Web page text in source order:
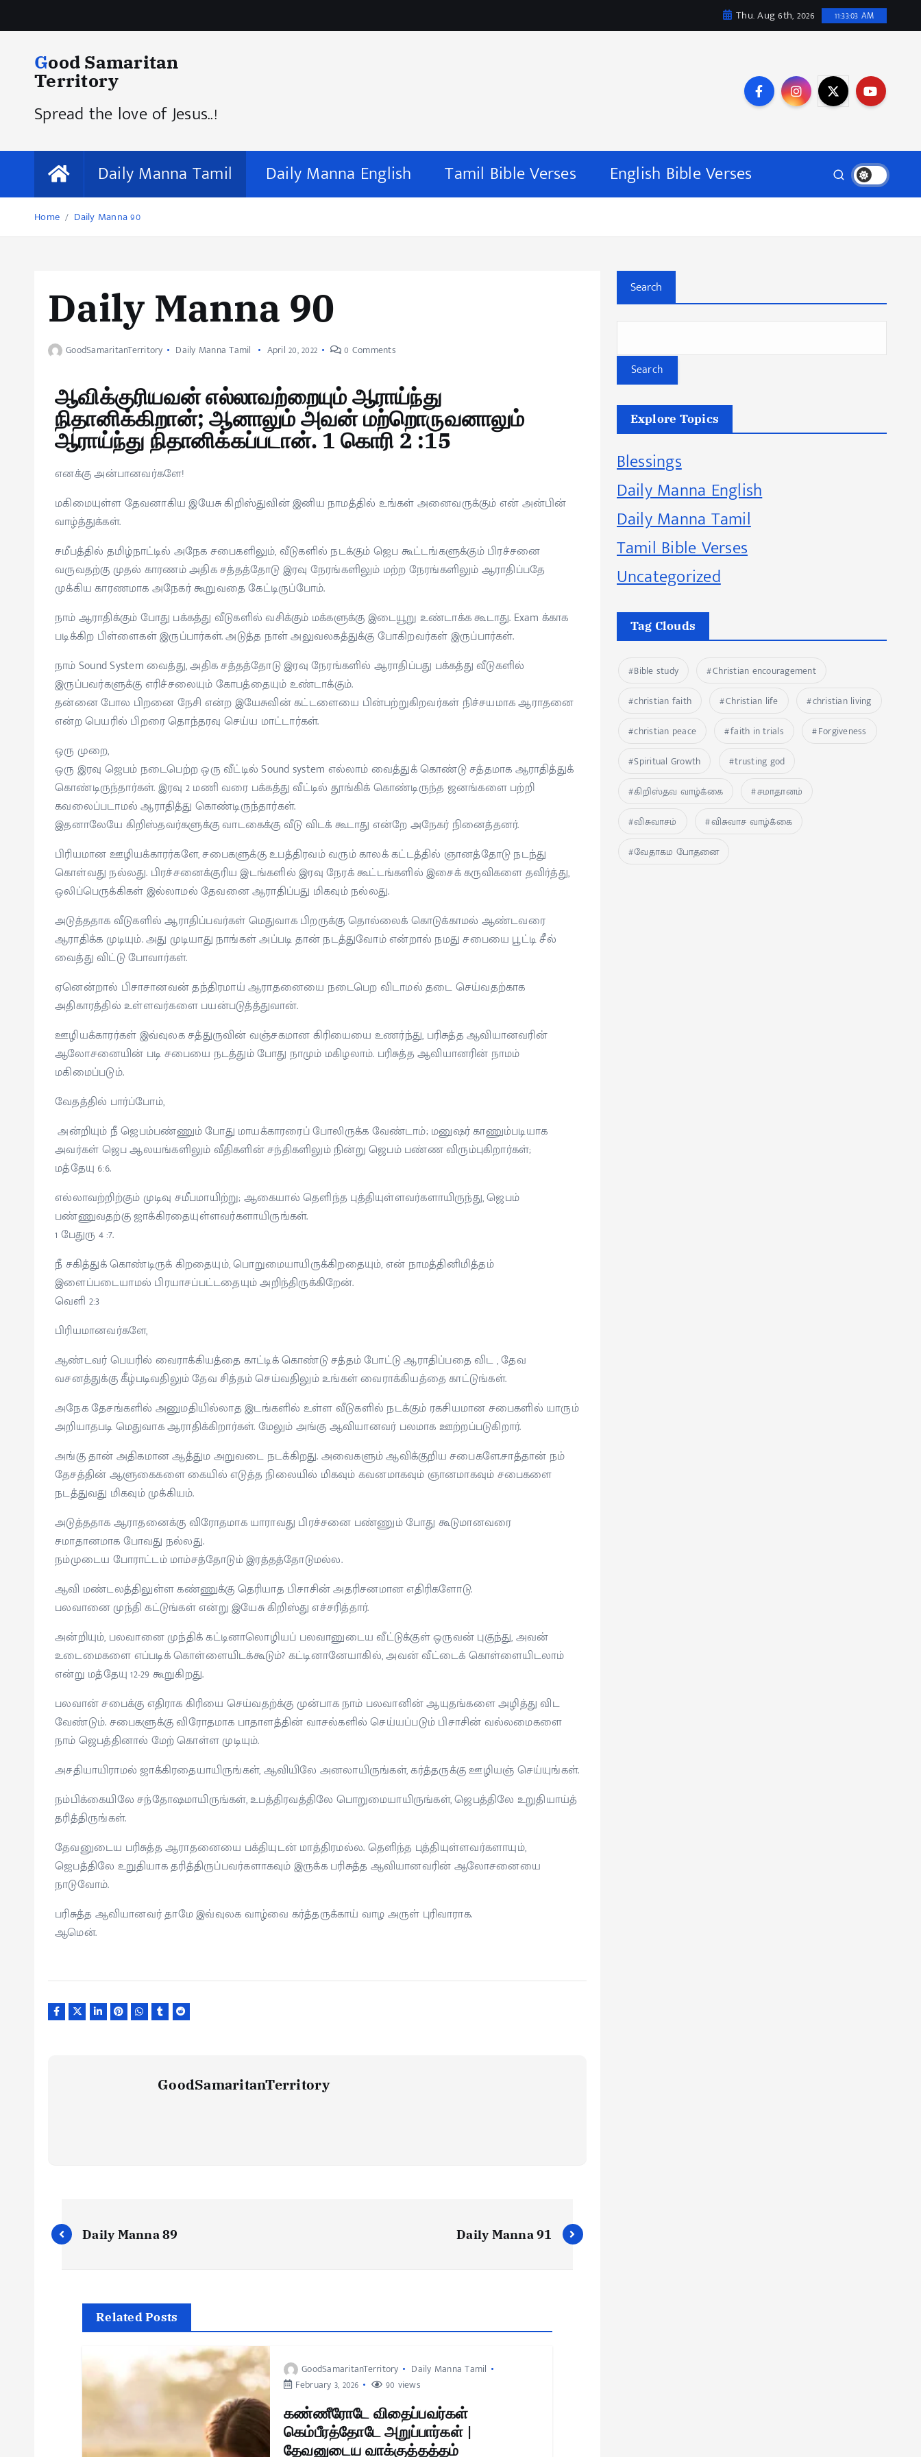
Thu. Aug 6th, 2026 11:33:04 AM
Good Samaritan
Territory
Spread the love of Jesus..!
Daily Manna Tamil Daily Manna English Tamil Bible Verses English Bible Verses
Home Daily Manna 90
Daily Manna 90
GoodSamaritanTerritory Daily Manna Tamil April 20, 2022 0 Comments
ஆவிக்குரியவன் எல்லாவற்றையும் ஆராய்ந்து
நிதானிக்கிறான்; ஆனாலும் அவன் மற்றொருவனாலும்
ஆராய்ந்து நிதானிக்கப்படான். 1 கொரி 2 :15
எனக்கு அன்பானவர்களே!
மகிமையுள்ள தேவனாகிய இயேசு கிறிஸ்துவின் இனிய நாமத்தில் உங்கள் அனைவருக்கும் என் அன்பின்
வாழ்த்துக்கள்.
சமீபத்தில் தமிழ்நாட்டில் அநேக சபைகளிலும், வீடுகளில் நடக்கும் ஜெப கூட்டங்களுக்கும் பிரச்சனை
வருவதற்கு முதல் காரணம் அதிக சத்தத்தோடு இரவு நேரங்களிலும் மற்ற நேரங்களிலும் ஆராதிப்பதே
முக்கிய காரணமாக அநேகர் கூறுவதை கேட்டிருப்போம்.
நாம் ஆராதிக்கும் போது பக்கத்து வீடுகளில் வசிக்கும் மக்களுக்கு இடையூறு உண்டாக்க கூடாது. Exam க்காக
படிக்கிற பிள்ளைகள் இருப்பார்கள். அடுத்த நாள் அலுவலகத்துக்கு போகிறவர்கள் இருப்பார்கள்.
நாம் Sound System வைத்து, அதிக சத்தத்தோடு இரவு நேரங்களில் ஆராதிப்பது பக்கத்து வீடுகளில்
இருப்பவர்களுக்கு எரிச்சலையும் கோபத்தையும் உண்டாக்கும்.
தன்னை போல பிறனை நேசி என்ற இயேசுவின் கட்டளையை பின்பற்றுகிறவர்கள் நிச்சயமாக ஆராதனை
என்ற பெயரில் பிறரை தொந்தரவு செய்ய மாட்டார்கள்.
ஒரு முறை,
ஒரு இரவு ஜெபம் நடைபெற்ற ஒரு வீட்டில் Sound system எல்லாம் வைத்துக் கொண்டு சத்தமாக ஆராதித்துக்
கொண்டிருந்தார்கள். இரவு 2 மணி வரை பக்கத்து வீட்டில் தூங்கிக் கொண்டிருந்த ஜனங்களை பற்றி
கவலைப்படாமல் ஆராதித்து கொண்டிருந்தார்கள்.
இதனாலேயே கிறிஸ்தவர்களுக்கு வாடகைக்கு வீடு விடக் கூடாது என்றே அநேகர் நினைத்தனர்.
பிரியமான ஊழியக்காரர்களே, சபைகளுக்கு உபத்திரவம் வரும் காலக் கட்டத்தில் ஞானத்தோடு நடந்து
கொள்வது நல்லது. பிரச்சனைக்குரிய இடங்களில் இரவு நேரக் கூட்டங்களில் இசைக் கருவிகளை தவிர்த்து,
ஒலிப்பெருக்கிகள் இல்லாமல் தேவனை ஆராதிப்பது மிகவும் நல்லது.
அடுத்ததாக வீடுகளில் ஆராதிப்பவர்கள் மெதுவாக பிறருக்கு தொல்லைக் கொடுக்காமல் ஆண்டவரை
ஆராதிக்க முடியும். அது முடியாது நாங்கள் அப்படி தான் நடத்துவோம் என்றால் நமது சபையை பூட்டி சீல்
வைத்து விட்டு போவார்கள்.
ஏனென்றால் பிசாசானவன் தந்திரமாய் ஆராதனையை நடைபெற விடாமல் தடை செய்வதற்காக
அதிகாரத்தில் உள்ளவர்களை பயன்படுத்த்துவான்.
ஊழியக்காரர்கள் இவ்வுலக சத்துருவின் வஞ்சகமான கிரியையை உணர்ந்து, பரிசுத்த ஆவியானவரின்
ஆலோசனையின் படி சபையை நடத்தும் போது நாமும் மகிழலாம். பரிசுத்த ஆவியானரின் நாமம்
மகிமைப்படும்.
வேதத்தில் பார்ப்போம்,
‌ அன்றியும் நீ ஜெபம்பண்ணும் போது மாயக்காரரைப் போலிருக்க வேண்டாம்; மனுஷர் காணும்படியாக
அவர்கள் ஜெப ஆலயங்களிலும் வீதிகளின் சந்திகளிலும் நின்று ஜெபம் பண்ண விரும்புகிறார்கள்;
மத்தேயு 6:6.
எல்லாவற்றிற்கும் முடிவு சமீபமாயிற்று; ஆகையால் தெளிந்த புத்தியுள்ளவர்களாயிருந்து, ஜெபம்
பண்ணுவதற்கு ஜாக்கிரதையுள்ளவர்களாயிருங்கள்.
1 பேதுரு 4 :7.
நீ சகித்துக் கொண்டிருக் கிறதையும், பொறுமையாயிருக்கிறதையும், என் நாமத்தினிமித்தம்
இளைப்படையாமல் பிரயாசப்பட்டதையும் அறிந்திருக்கிறேன்.
வெளி 2:3
பிரியமானவர்களே,
ஆண்டவர் பெயரில் வைராக்கியத்தை காட்டிக் கொண்டு சத்தம் போட்டு ஆராதிப்பதை விட , தேவ
வசனத்துக்கு கீழ்படிவதிலும் தேவ சித்தம் செய்வதிலும் உங்கள் வைராக்கியத்தை காட்டுங்கள்.
அநேக தேசங்களில் அனுமதியில்லாத இடங்களில் உள்ள வீடுகளில் நடக்கும் ரகசியமான சபைகளில் யாரும்
அறியாதபடி மெதுவாக ஆராதிக்கிறார்கள். மேலும் அங்கு ஆவியானவர் பலமாக ஊற்றப்படுகிறார்.
அங்கு தான் அதிகமான ஆத்தும அறுவடை நடக்கிறது. அவைகளும் ஆவிக்குறிய சபைகளே.சாத்தான் நம்
தேசத்தின் ஆளுகைகளை கையில் எடுத்த நிலையில் மிகவும் கவனமாகவும் ஞானமாகவும் சபைகளை
நடத்துவது மிகவும் முக்கியம்.
அடுத்ததாக ஆராதனைக்கு விரோதமாக யாராவது பிரச்சனை பண்ணும் போது கூடுமானவரை
சமாதானமாக போவது நல்லது.
நம்முடைய போராட்டம் மாம்சத்தோடும் இரத்தத்தோடுமல்ல.
ஆவி மண்டலத்திலுள்ள கண்ணுக்கு தெரியாத பிசாசின் அதரிசனமான எதிரிகளோடு.
பலவானை முந்தி கட்டுங்கள் என்று இயேசு கிறிஸ்து எச்சரித்தார்.
அன்றியும், பலவானை முந்திக் கட்டினாலொழியப் பலவானுடைய வீட்டுக்குள் ஒருவன் புகுந்து, அவன்
உடைமைகளை எப்படிக் கொள்ளையிடக்கூடும்? கட்டினானேயாகில், அவன் வீட்டைக் கொள்ளையிடலாம்
என்று மத்தேயு 12-29 கூறுகிறது.
பலவான் சபைக்கு எதிராக கிரியை செய்வதற்க்கு முன்பாக நாம் பலவானின் ஆயுதங்களை அழித்து விட
வேண்டும். சபைகளுக்கு விரோதமாக பாதாளத்தின் வாசல்களில் செய்யப்படும் பிசாசின் வல்லமைகளை
நாம் ஜெபத்தினால் மேற் கொள்ள முடியும்.
அசதியாயிராமல் ஜாக்கிரதையாயிருங்கள், ஆவியிலே அனலாயிருங்கள், கர்த்தருக்கு ஊழியஞ் செய்யுங்கள்.
நம்பிக்கையிலே சந்தோஷமாயிருங்கள், உபத்திரவத்திலே பொறுமையாயிருங்கள், ஜெபத்திலே உறுதியாய்த்
தரித்திருங்கள்.
தேவனுடைய பரிசுத்த ஆராதனையை பக்தியுடன் மாத்திரமல்ல. தெளிந்த புத்தியுள்ளவர்களாயும்,
ஜெபத்திலே உறுதியாக தரித்திருப்பவர்களாகவும் இருக்க பரிசுத்த ஆவியானவரின் ஆலோசனையை
நாடுவோம்.
பரிசுத்த ஆவியானவர் தாமே இவ்வுலக வாழ்வை கர்த்தருக்காய் வாழ அருள் புரிவாராக.
ஆமென்.
GoodSamaritanTerritory
Daily Manna 89 Daily Manna 91
Related Posts
GoodSamaritanTerritory
Daily Manna Tamil
February 3, 2026
90 views
கண்ணீரோடே விதைப்பவர்கள்
கெம்பீரத்தோடே அறுப்பார்கள் |
தேவனுடைய வாக்குத்தத்தம்
Search
Search
Explore Topics
Blessings
Daily Manna English
Daily Manna Tamil
Tamil Bible Verses
Uncategorized
Tag Clouds
Bible study
Christian encouragement
christian faith
Christian life
christian living
christian peace
faith in trials
Forgiveness
Spiritual Growth
trusting god
கிறிஸ்தவ வாழ்க்கை
சமாதானம்
விசுவாசம்
விசுவாச வாழ்க்கை
வேதாகம போதனை